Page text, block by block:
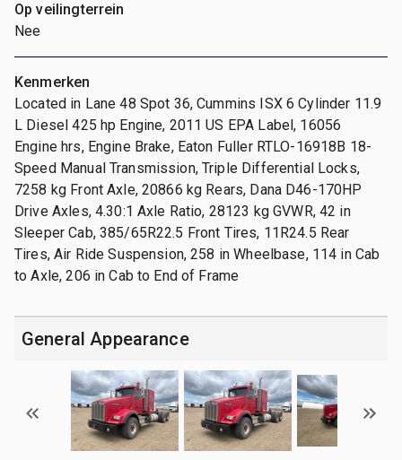
Op veilingterrein
Nee
Kenmerken
Located in Lane 48 Spot 36, Cummins ISX 6 Cylinder 11.9
L Diesel 425 hp Engine, 2011 US EPA Label, 16056
Engine hrs, Engine Brake, Eaton Fuller RTLO-16918B 18-
Speed Manual Transmission, Triple Differential Locks,
7258 kg Front Axle, 20866 kg Rears, Dana D46-170HP
Drive Axles, 4.30:1 Axle Ratio, 28123 kg GVWR, 42 in
Sleeper Cab, 385/65R22.5 Front Tires, 11R24.5 Rear
Tires, Air Ride Suspension, 258 in Wheelbase, 114 in Cab
to Axle, 206 in Cab to End of Frame
General Appearance